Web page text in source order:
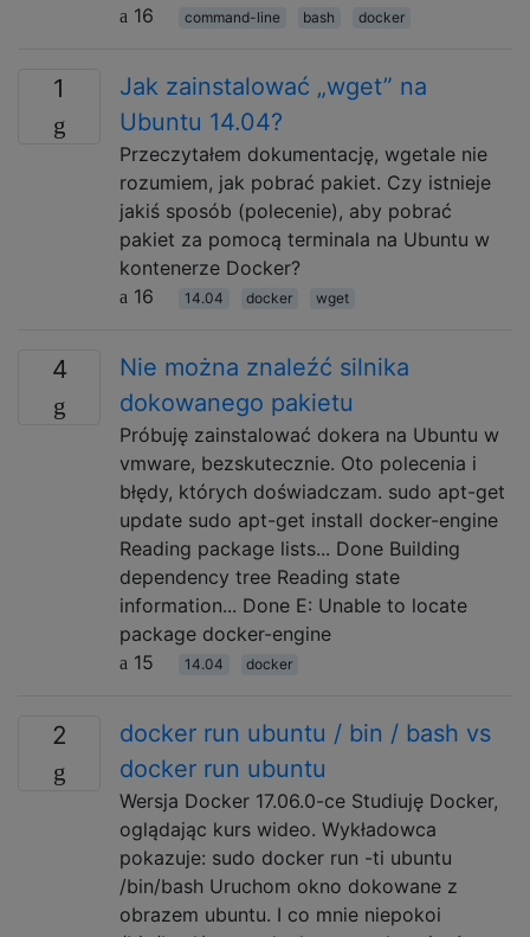
16
command-line bash docker
1
Jak zainstalować „wget” na
Ubuntu 14.04?
Przeczytałem dokumentację, wgetale nie
rozumiem, jak pobrać pakiet. Czy istnieje
jakiś sposób (polecenie), aby pobrać
pakiet za pomocą terminala na Ubuntu w
kontenerze Docker?
16
14.04 docker wget
4
Nie można znaleźć silnika
dokowanego pakietu
Próbuję zainstalować dokera na Ubuntu w
vmware, bezskutecznie. Oto polecenia i
błędy, których doświadczam. sudo apt-get
update sudo apt-get install docker-engine
Reading package lists... Done Building
dependency tree Reading state
information... Done E: Unable to locate
package docker-engine
15
14.04 docker
2
docker run ubuntu / bin / bash vs
docker run ubuntu
Wersja Docker 17.06.0-ce Studiuję Docker,
oglądając kurs wideo. Wykładowca
pokazuje: sudo docker run -ti ubuntu
/bin/bash Uruchom okno dokowane z
obrazem ubuntu. I co mnie niepokoi